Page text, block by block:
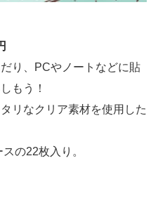
り、PCやノートなどに貼
もう！
リなクリア素材を使用した
の22枚入り。